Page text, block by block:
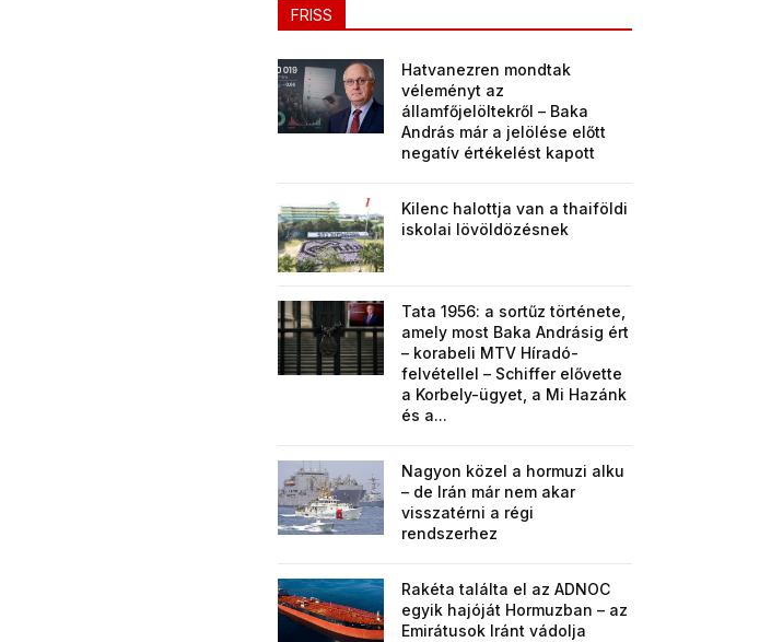
FRISS
Hatvanezren mondtak
véleményt az
államfőjelöltekről – Baka
András már a jelölése előtt
negatív értékelést kapott
Kilenc halottja van a thaiföldi
iskolai lövöldözésnek
Tata 1956: a sortűz története,
amely most Baka Andrásig ért
– korabeli MTV Híradó-
felvétellel – Schiffer elővette
a Korbely-ügyet, a Mi Hazánk
és a...
Nagyon közel a hormuzi alku
– de Irán már nem akar
visszatérni a régi
rendszerhez
Rakéta találta el az ADNOC
egyik hajóját Hormuzban – az
Emirátusok Iránt vádolja